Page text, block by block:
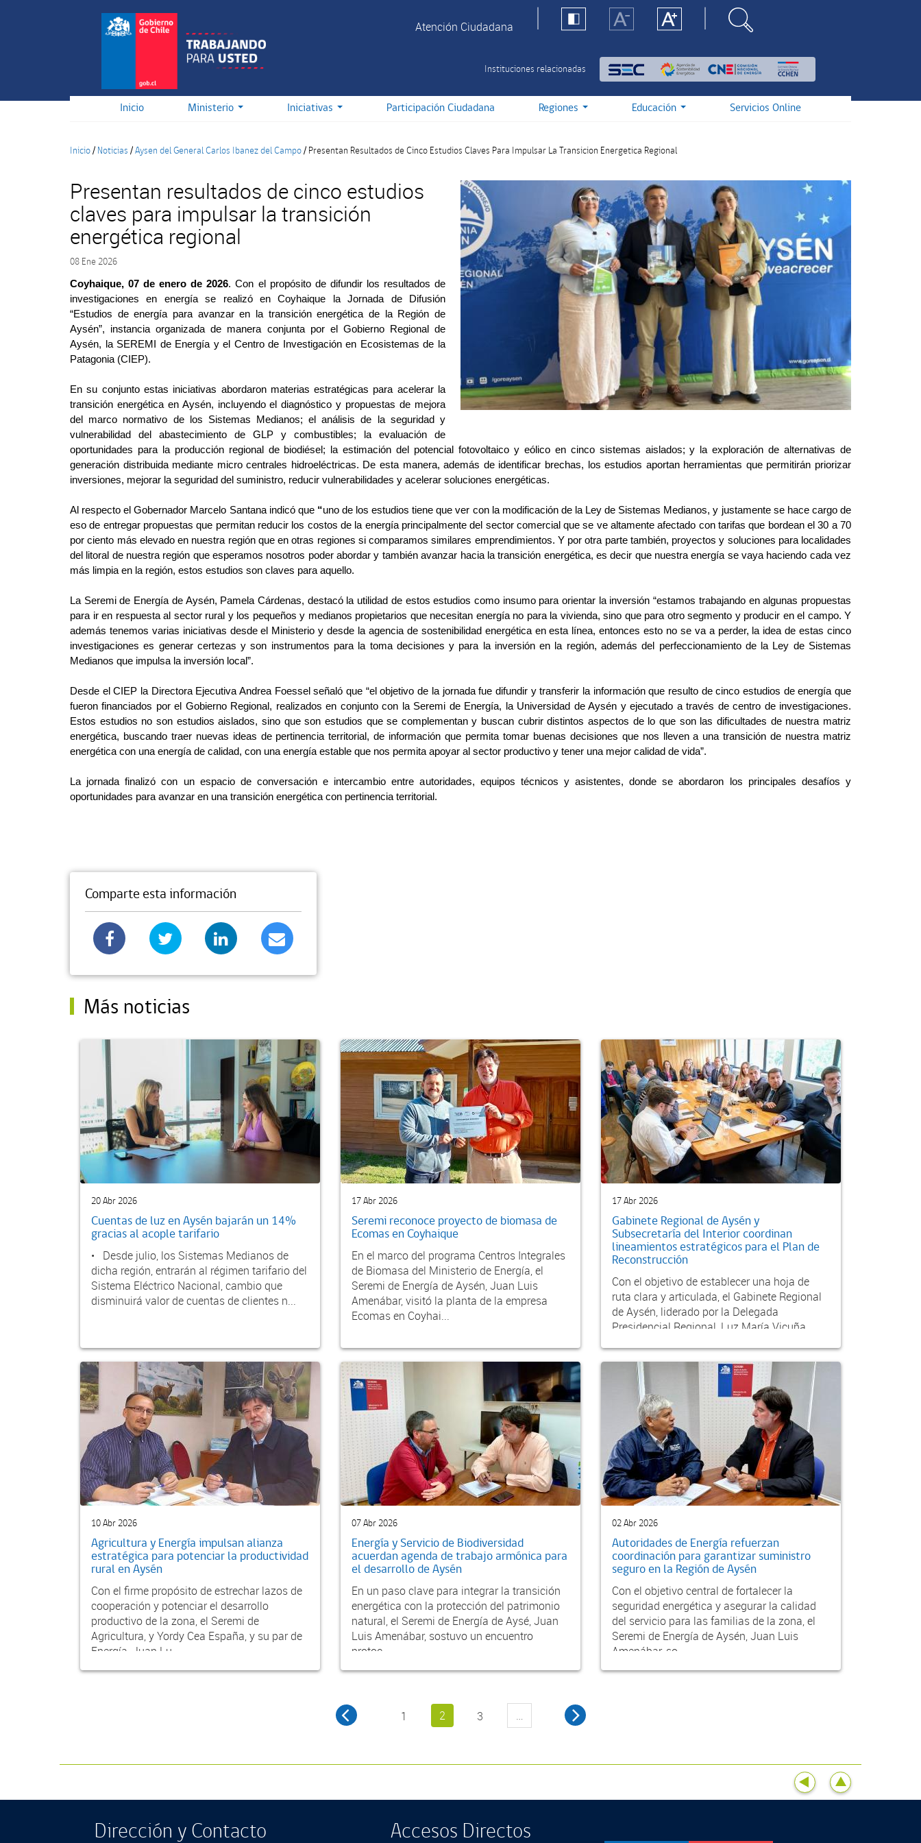
Atención Ciudadana
Instituciones relacionadas
Inicio Ministerio Iniciativas Participación Ciudadana Regiones Educación Servicios Online
Inicio/ Noticias /Aysen del General Carlos Ibanez del Campo/ Presentan Resultados de Cinco Estudios Claves Para Impulsar La Transicion Energetica Regional
Presentan resultados de cinco estudios
claves para impulsar la transición
energética regional
08 Ene 2026
Coyhaique, 07 de enero de 2026. Con el propósito de difundir los resultados de
investigaciones en energía se realizó en Coyhaique la Jornada de Difusión
“Estudios de energía para avanzar en la transición energética de la Región de
Aysén”, instancia organizada de manera conjunta por el Gobierno Regional de
Aysén, la SEREMI de Energía y el Centro de Investigación en Ecosistemas de la
Patagonia (CIEP).
En su conjunto estas iniciativas abordaron materias estratégicas para acelerar la
transición energética en Aysén, incluyendo el diagnóstico y propuestas de mejora
del marco normativo de los Sistemas Medianos; el análisis de la seguridad y
vulnerabilidad del abastecimiento de GLP y combustibles; la evaluación de
oportunidades para la producción regional de biodiésel; la estimación del potencial fotovoltaico y eólico en cinco sistemas aislados; y la exploración de alternativas de
generación distribuida mediante micro centrales hidroeléctricas. De esta manera, además de identificar brechas, los estudios aportan herramientas que permitirán priorizar
inversiones, mejorar la seguridad del suministro, reducir vulnerabilidades y acelerar soluciones energéticas.
Al respecto el Gobernador Marcelo Santana indicó que “uno de los estudios tiene que ver con la modificación de la Ley de Sistemas Medianos, y justamente se hace cargo de
eso de entregar propuestas que permitan reducir los costos de la energía principalmente del sector comercial que se ve altamente afectado con tarifas que bordean el 30 a 70
por ciento más elevado en nuestra región que en otras regiones si comparamos similares emprendimientos. Y por otra parte también, proyectos y soluciones para localidades
del litoral de nuestra región que esperamos nosotros poder abordar y también avanzar hacia la transición energética, es decir que nuestra energía se vaya haciendo cada vez
más limpia en la región, estos estudios son claves para aquello.
La Seremi de Energía de Aysén, Pamela Cárdenas, destacó la utilidad de estos estudios como insumo para orientar la inversión “estamos trabajando en algunas propuestas
para ir en respuesta al sector rural y los pequeños y medianos propietarios que necesitan energía no para la vivienda, sino que para otro segmento y producir en el campo. Y
además tenemos varias iniciativas desde el Ministerio y desde la agencia de sostenibilidad energética en esta línea, entonces esto no se va a perder, la idea de estas cinco
investigaciones es generar certezas y son instrumentos para la toma decisiones y para la inversión en la región, además del perfeccionamiento de la Ley de Sistemas
Medianos que impulsa la inversión local”.
Desde el CIEP la Directora Ejecutiva Andrea Foessel señaló que “el objetivo de la jornada fue difundir y transferir la información que resulto de cinco estudios de energía que
fueron financiados por el Gobierno Regional, realizados en conjunto con la Seremi de Energía, la Universidad de Aysén y ejecutado a través de centro de investigaciones.
Estos estudios no son estudios aislados, sino que son estudios que se complementan y buscan cubrir distintos aspectos de lo que son las dificultades de nuestra matriz
energética, buscando traer nuevas ideas de pertinencia territorial, de información que permita tomar buenas decisiones que nos lleven a una transición de nuestra matriz
energética con una energía de calidad, con una energía estable que nos permita apoyar al sector productivo y tener una mejor calidad de vida”.
La jornada finalizó con un espacio de conversación e intercambio entre autoridades, equipos técnicos y asistentes, donde se abordaron los principales desafíos y
oportunidades para avanzar en una transición energética con pertinencia territorial.
Comparte esta información
Más noticias
20 Abr 2026
Cuentas de luz en Aysén bajarán un 14%
gracias al acople tarifario
• Desde julio, los Sistemas Medianos de
dicha región, entrarán al régimen tarifario del
Sistema Eléctrico Nacional, cambio que
disminuirá valor de cuentas de clientes n...
17 Abr 2026
Seremi reconoce proyecto de biomasa de
Ecomas en Coyhaique
En el marco del programa Centros Integrales
de Biomasa del Ministerio de Energía, el
Seremi de Energía de Aysén, Juan Luis
Amenábar, visitó la planta de la empresa
Ecomas en Coyhai...
17 Abr 2026
Gabinete Regional de Aysén y
Subsecretaría del Interior coordinan
lineamientos estratégicos para el Plan de
Reconstrucción
Con el objetivo de establecer una hoja de
ruta clara y articulada, el Gabinete Regional
de Aysén, liderado por la Delegada
Presidencial Regional, Luz María Vicuña,
10 Abr 2026
Agricultura y Energía impulsan alianza
estratégica para potenciar la productividad
rural en Aysén
Con el firme propósito de estrechar lazos de
cooperación y potenciar el desarrollo
productivo de la zona, el Seremi de
Agricultura, y Yordy Cea España, y su par de
Energía, Juan Lu...
07 Abr 2026
Energía y Servicio de Biodiversidad
acuerdan agenda de trabajo armónica para
el desarrollo de Aysén
En un paso clave para integrar la transición
energética con la protección del patrimonio
natural, el Seremi de Energía de Aysé, Juan
Luis Amenábar, sostuvo un encuentro
protoc...
02 Abr 2026
Autoridades de Energía refuerzan
coordinación para garantizar suministro
seguro en la Región de Aysén
Con el objetivo central de fortalecer la
seguridad energética y asegurar la calidad
del servicio para las familias de la zona, el
Seremi de Energía de Aysén, Juan Luis
Amenábar, so...
1 2 3 …
Dirección y Contacto Accesos Directos